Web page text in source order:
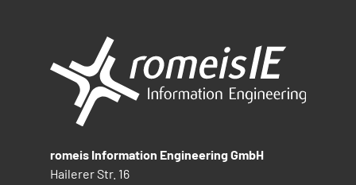
romeis Information Engineering GmbH
Hailerer Str. 16